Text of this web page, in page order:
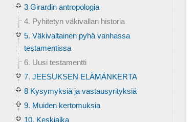
3 Girardin antropologia
4. Pyhitetyn väkivallan historia
5. Väkivaltainen pyhä vanhassa
testamentissa
6. Uusi testamentti
7. JEESUKSEN ELÄMÄNKERTA
8 Kysymyksiä ja vastausyrityksiä
9. Muiden kertomuksia
10. Keskiaika